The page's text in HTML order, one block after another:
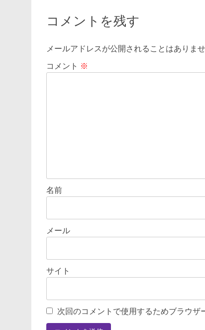
コメントを残す
メールアドレスが公開されることはありませ
コメント ※
名前
メール
サイト
次回のコメントで使用するためブラウザ